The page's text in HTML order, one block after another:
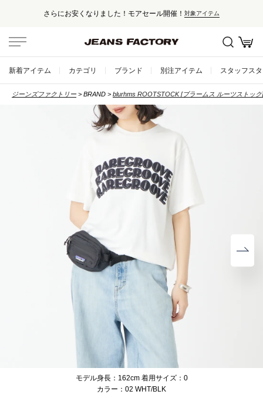
セール対象外アイテムは10%ポイント還元！
新着アイテム カテゴリ ブランド 別注アイテム スタッフス
ジーンズファクトリー BRAND blurhms ROOTSTOCK [ブラームス ルーツストック]
モデル身長：162cm 着用サイズ：0
02 WHT/BLK